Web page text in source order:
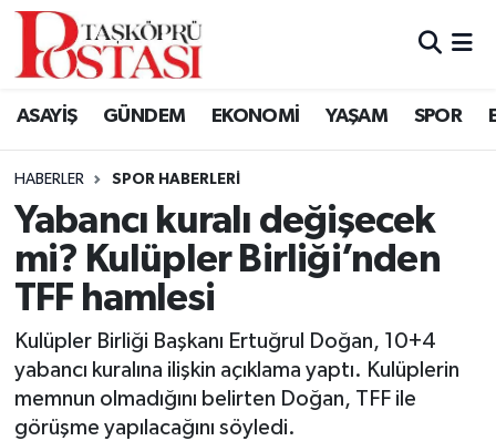
ASAYİŞ GÜNDEM EKONOMİ YAŞAM SPOR
HABERLER SPOR HABERLERI
Yabancı kuralı değişecek
mi? Kulüpler Birliği’nden
TFF hamlesi
Kulüpler Birliği Başkanı Ertuğrul Doğan, 10+4
yabancı kuralına ilişkin açıklama yaptı. Kulüplerin
memnun olmadığını belirten Doğan, TFF ile
görüşme yapılacağını söyledi.
Kastamonu Vefat Edenler
Araç Haberleri
Azdavay Haberleri
Bozkurt Haberleri
Çatalzeytin Haberleri